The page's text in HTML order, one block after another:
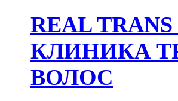
REAL
КЛИНИКА
ВОЛОС